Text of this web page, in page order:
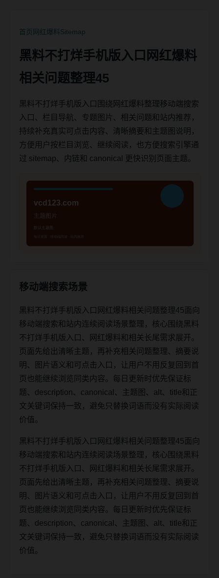
首页网红爆料Sitemap
黑料不打烊手机版入口网红爆料
相关问题整理45
黑料不打烊手机版入口围绕网红爆料整理移动端搜索
入口、栏目导航、专题图片、相关问题和站内推荐，
持续补充真实可点击内容、清晰摘要和主题图说明，
方便用户按栏目浏览、继续阅读，也方便搜索引擎通
过 sitemap、内链和 canonical 更快识别页面主题。
移动端搜索场景
黑料不打烊手机版入口网红爆料相关问题整理45面向
移动端搜索和站内连续阅读场景整理，核心围绕黑料
不打烊手机版入口、网红爆料和相关长尾需求展开。
页面先给出清晰主题，再补充相关问题整理、摘要说
明、图片语义和可点击入口，让用户不用反复回到首
页也能继续浏览同类内容。每日更新时优先保证标
题、description、canonical、主题图、alt、title和正
文关键词保持一致，避免只替换词语而没有实际阅读
价值。
黑料不打烊手机版入口网红爆料相关问题整理45面向
移动端搜索和站内连续阅读场景整理，核心围绕黑料
不打烊手机版入口、网红爆料和相关长尾需求展开。
页面先给出清晰主题，再补充相关问题整理、摘要说
明、图片语义和可点击入口，让用户不用反复回到首
页也能继续浏览同类内容。每日更新时优先保证标
题、description、canonical、主题图、alt、title和正
文关键词保持一致，避免只替换词语而没有实际阅读
价值。